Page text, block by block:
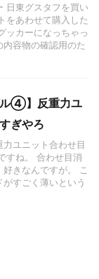
日東グスタフを買い
をあわせて購入した
ッカーになっちゃっ
容物の確認用のた
ル④】反重力ユ
ぎやろ
ユニット合わせ目
すね。 合わせ目消
きなんですが。 こ
すごく薄いという